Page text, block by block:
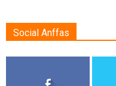
Social Anffas